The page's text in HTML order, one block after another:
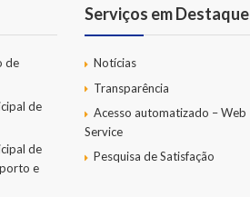
de
de
de
e
Serviços em Destaque
Notícias
Transparência
Acesso automatizado – Web
Service
Pesquisa de Satisfação